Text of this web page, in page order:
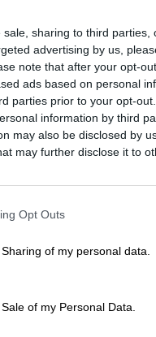
sharing to third
advertising by us,
note that after your opt-
ads based on personal
parties prior to your opt-
information by third
may also be disclosed by
may further disclose it to
Opt Outs
of my personal data.
of my Personal Data.
que Pedro